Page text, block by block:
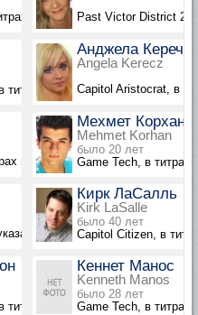
не указанPast Victor District 2,
титрах не указана
Анджела Кереч
Angela Kerecz
Capitol Aristocrat, в
не указан
Мехмет Корхан
Mehmet Korhan
было 20 лет
Game Tech, в титрах
Кирк ЛаСалль
Kirk LaSalle
было 40 лет
Capitol Citizen, в
титрах не указана
Кеннет Манос
Kenneth Manos
было 28 лет
Game Tech, в титрах